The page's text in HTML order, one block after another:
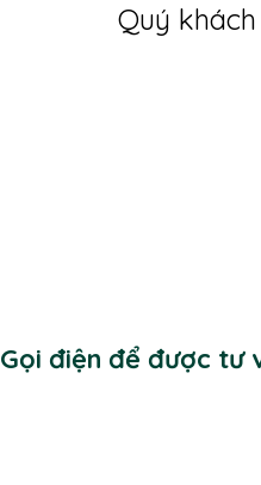
Quý
Gọi điện để được tư